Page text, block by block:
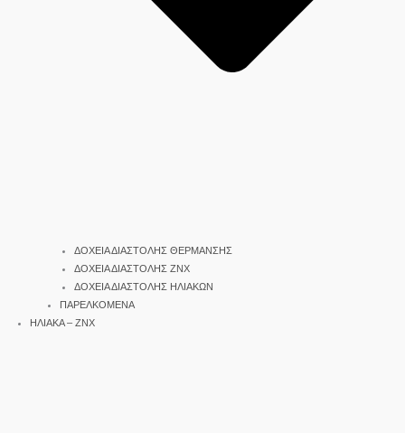
ΔΟΧΕΙΑ ΔΙΑΣΤΟΛΗΣ ΘΕΡΜΑΝΣΗΣ
ΔΟΧΕΙΑ ΔΙΑΣΤΟΛΗΣ ΖΝΧ
ΔΟΧΕΙΑ ΔΙΑΣΤΟΛΗΣ ΗΛΙΑΚΩΝ
ΠΑΡΕΛΚΟΜΕΝΑ
ΗΛΙΑΚΑ – ΖΝΧ